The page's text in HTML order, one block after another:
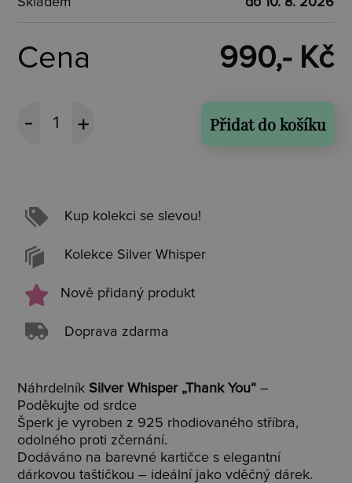
Cena 990,- Kč
Přidat do košíku
Kup kolekci se slevou!
Kolekce Silver Whisper
Nově přidaný produkt
Doprava zdarma
NáhrdelníkSilver Whisper „Thank You“ –
Poděkujte od srdce
Šperk je vyroben z 925 rhodiovaného stříbra,
odolného proti zčernání.
Dodáváno na barevné kartičce s elegantní
dárkovou taštičkou – ideální jako vděčný dárek.